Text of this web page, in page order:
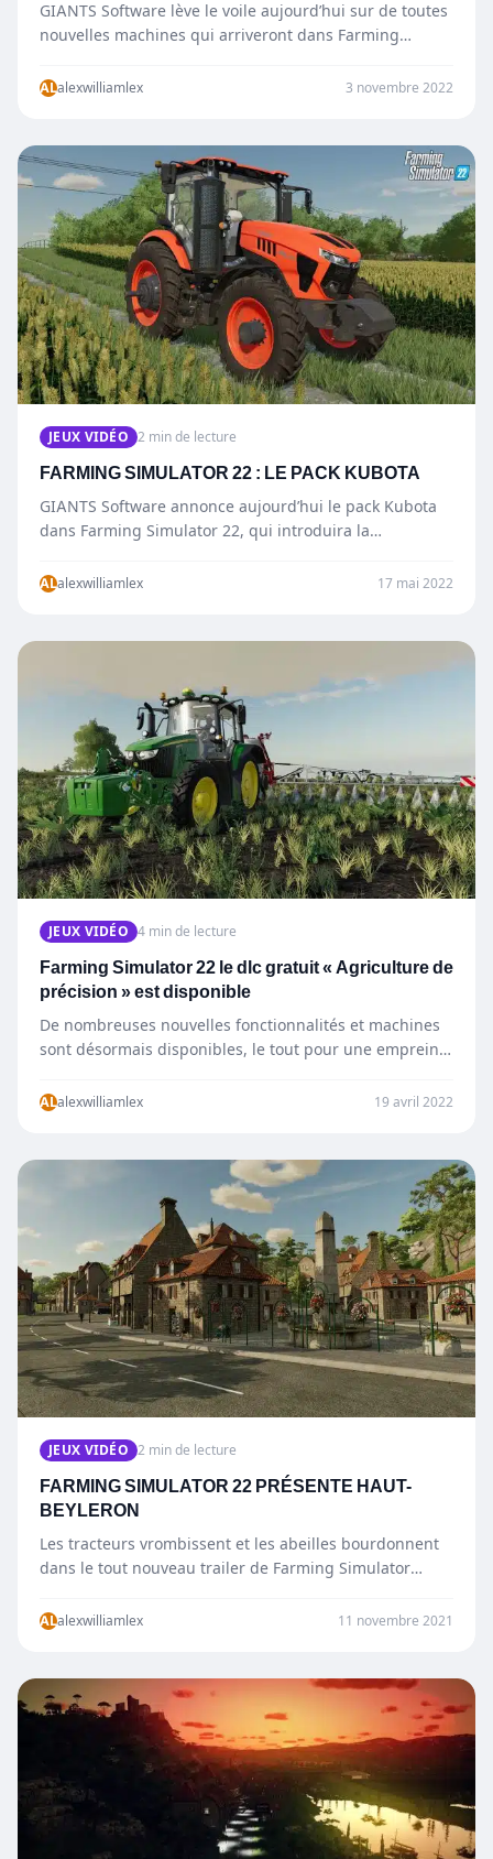
GIANTS Software lève le voile aujourd’hui sur de toutes
nouvelles machines qui arriveront dans Farming
ALalexwilliamlex 3 novembre 2022
JEUX VIDÉO 2 min de lecture
FARMING SIMULATOR 22 : LE PACK KUBOTA
GIANTS Software annonce aujourd’hui le pack Kubota
dans Farming Simulator 22, qui introduira la
ALalexwilliamlex 17 mai 2022
JEUX VIDÉO 4 min de lecture
Farming Simulator 22 le dlc gratuit « Agriculture de
précision » est disponible
De nombreuses nouvelles fonctionnalités et machines
sont désormais disponibles, le tout pour une empreinte
ALalexwilliamlex 19 avril 2022
JEUX VIDÉO 2 min de lecture
FARMING SIMULATOR 22 PRÉSENTE HAUT-
BEYLERON
Les tracteurs vrombissent et les abeilles bourdonnent
dans le tout nouveau trailer de Farming Simulator
ALalexwilliamlex 11 novembre 2021